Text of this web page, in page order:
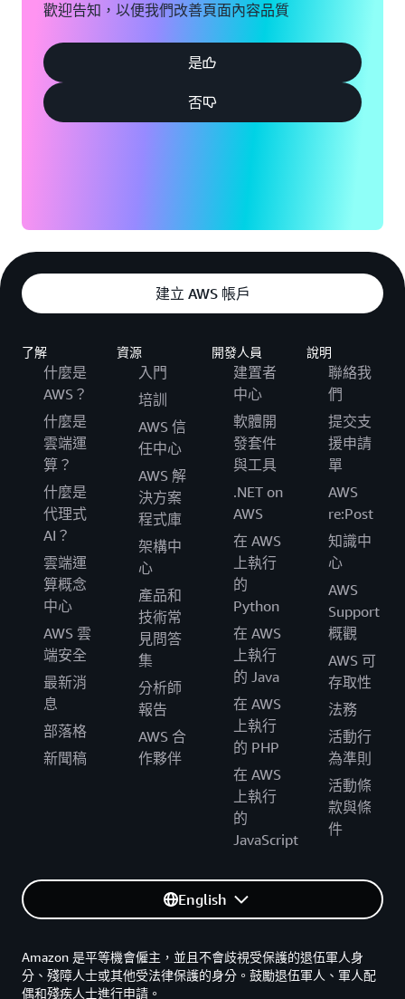
歡迎告知，以便我們改善頁面內容品質
是
否
建立 AWS 帳戶
了解
什麼是
AWS？
什麼是
雲端運
算？
什麼是
代理式
AI？
雲端運
算概念
中心
AWS 雲
端安全
最新消
息
部落格
新聞稿
資源
入門
培訓
AWS 信
任中心
AWS 解
決方案
程式庫
架構中
心
產品和
技術常
見問答
集
分析師
報告
AWS 合
作夥伴
開發人員
建置者
中心
軟體開
發套件
與工具
.NET on
AWS
在 AWS
上執行
的
Python
在 AWS
上執行
的 Java
在 AWS
上執行
的 PHP
在 AWS
上執行
的
JavaScript
說明
聯絡我
們
提交支
援申請
單
AWS
re:Post
知識中
心
AWS
Support
概觀
AWS 可
存取性
法務
活動行
為準則
活動條
款與條
件
English
Amazon 是平等機會僱主，並且不會歧視受保護的退伍軍人身
分、殘障人士或其他受法律保護的身分。鼓勵退伍軍人、軍人配
偶和殘疾人士進行申請。